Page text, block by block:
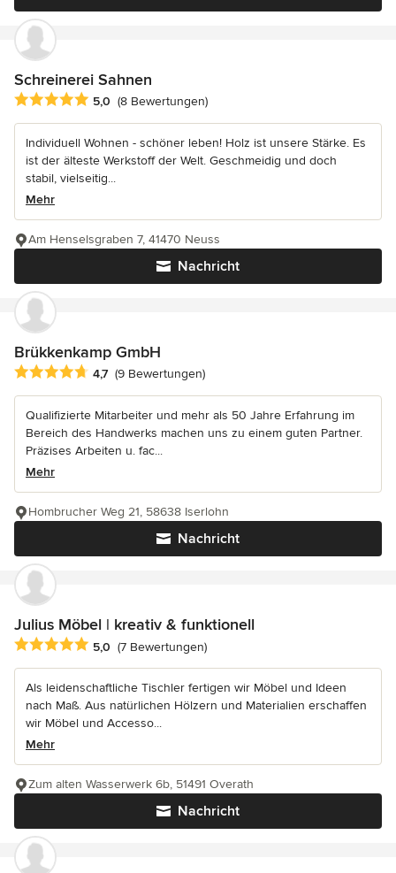
Schreinerei Sahnen
Durchschnittliche Bewertung: 5 von 5 Sternen
5,0 (8 Bewertungen)
Individuell Wohnen - schöner leben! Holz ist unsere Stärke. Es
ist der älteste Werkstoff der Welt. Geschmeidig und doch
stabil, vielseitig...
Mehr
Nachricht
Am Henselsgraben 7, 41470 Neuss
Brükkenkamp GmbH
Durchschnittliche Bewertung: 4.7 von 5 Sternen
4,7 (9 Bewertungen)
Qualifizierte Mitarbeiter und mehr als 50 Jahre Erfahrung im
Bereich des Handwerks machen uns zu einem guten Partner.
Präzises Arbeiten u. fac...
Mehr
Nachricht
Hombrucher Weg 21, 58638 Iserlohn
Julius Möbel | kreativ & funktionell
Durchschnittliche Bewertung: 5 von 5 Sternen
5,0 (7 Bewertungen)
Als leidenschaftliche Tischler fertigen wir Möbel und Ideen
nach Maß. Aus natürlichen Hölzern und Materialien erschaffen
wir Möbel und Accesso...
Mehr
Nachricht
Zum alten Wasserwerk 6b, 51491 Overath